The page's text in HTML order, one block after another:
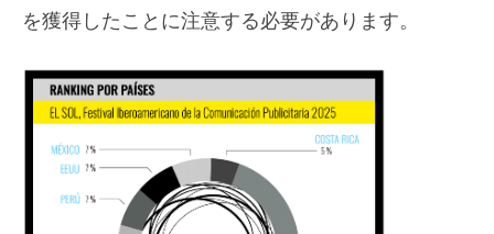
を獲得したことに注意する必要があります。